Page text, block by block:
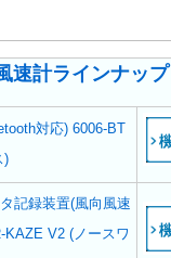
速計ラインナップ
対応) 6006-BT
)
記録装置(風向風速
KAZE V2 (ノースワ